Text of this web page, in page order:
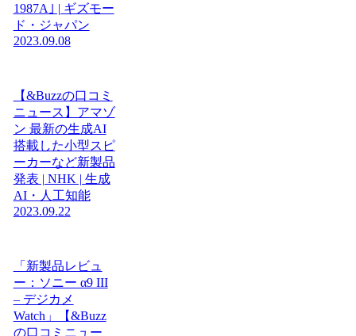
1987A｣ | ギズモー
ド・ジャパン
2023.09.08
【&Buzzの口コミ
ニュース】アマゾ
ン 最新の生成AI
搭載した小型スピ
ーカーなど新製品
発表 | NHK | 生成
AI・人工知能
2023.09.22
「新製品レビュ
ー：ソニー α9 III
– デジカメ
Watch」【&Buzz
の口コミニュー